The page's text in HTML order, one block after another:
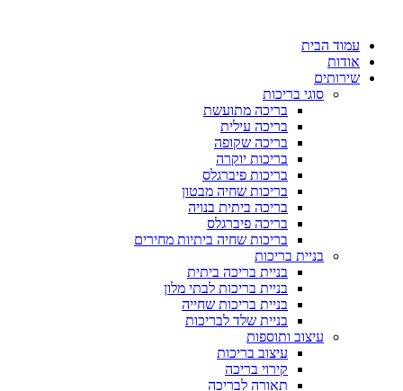
עמוד הבית
אודות
שירותים
סוגי בריכות
בריכה מתועשת
בריכה עילית
בריכה שקופה
בריכות יוקרה
בריכות פיברגלס
בריכות שחיה מבטון
בריכה ביתית בנויה
בריכה פיברגלס
בריכות שחיה ביתיות מחירים
בניית בריכות
בניית בריכה ביתית
בניית בריכות לבתי מלון
בניית בריכות שחייה
בניית שלד לבריכות
עיצוב ותוספות
עיצוב בריכות
קירוי בריכה
תאורה לבריכה